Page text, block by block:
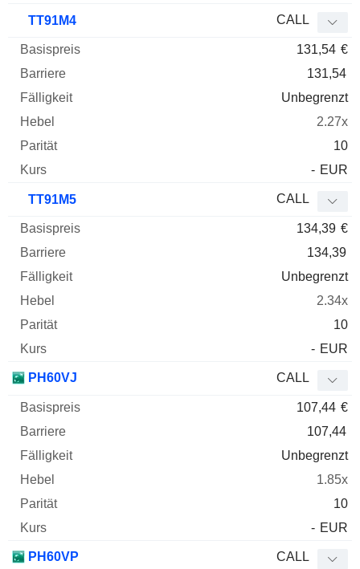
TT91M4 CALL
131,54 €
131,54
Unbegrenzt
2.27x
10
- EUR
TT91M5 CALL
134,39 €
134,39
Unbegrenzt
2.34x
10
- EUR
PH60VJ CALL
107,44 €
107,44
Unbegrenzt
1.85x
10
- EUR
PH60VP CALL